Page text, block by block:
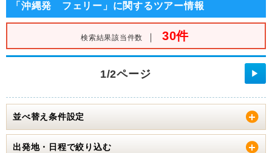
「沖縄発 フェリー」に関するツアー情報
検索結果該当件数 ｜ 30件
1/2ページ ▶
並べ替え条件設定
出発地・日程で絞り込む